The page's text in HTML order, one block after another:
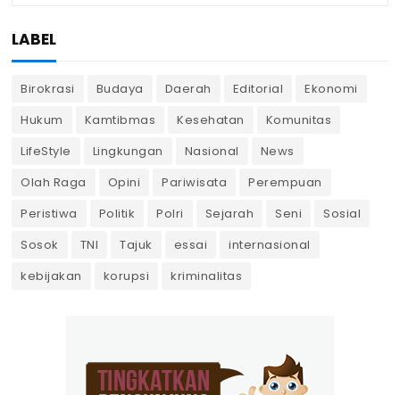
LABEL
Birokrasi Budaya Daerah Editorial
Ekonomi
Hukum
Kamtibmas Kesehatan
Komunitas
LifeStyle
Lingkungan Nasional
News
Olah Raga
Opini Pariwisata
Perempuan
Peristiwa
Politik Polri Sejarah Seni
Sosial
Sosok
TNI Tajuk essai
internasional
kebijakan
korupsi kriminalitas